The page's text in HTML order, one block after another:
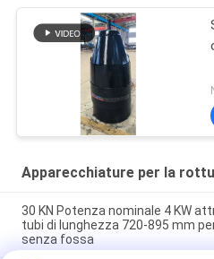
Apparecchiature per la
30 KN Potenza nominale 4 KW
tubi di lunghezza 720-895 mm
senza fossa